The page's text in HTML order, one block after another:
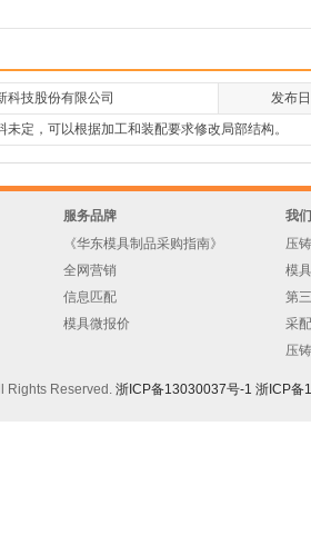
科技股份有限公司
发布
未定，可以根据加工和装配要求修改局部结构。
服务品牌
《华东模具制品采购指南》
全网营销
信息匹配
模具微报价
我
压
模
第
采
压
Rights Reserved. 浙ICP备13030037号-1 浙ICP备